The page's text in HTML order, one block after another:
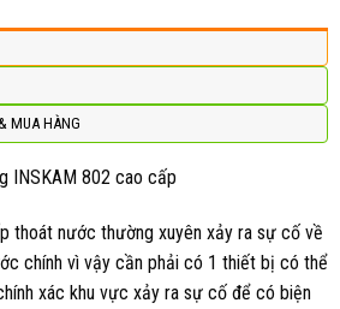
MUA HÀNG
INSKAM 802 cao cấp
thoát nước thường xuyên xảy ra sự cố về
chính vì vậy cần phải có 1 thiết bị có thể
xác khu vực xảy ra sự cố để có biện